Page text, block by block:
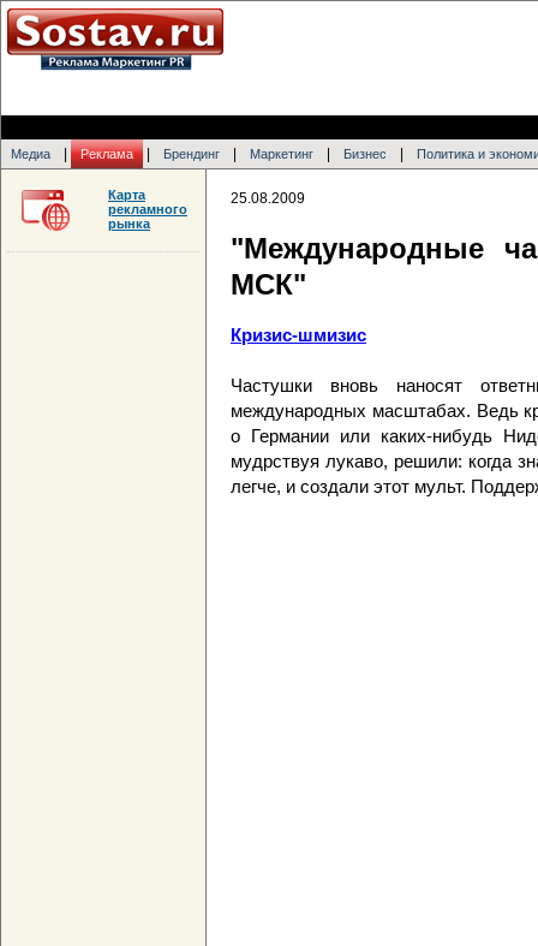
Медиа Реклама Брендинг Маркетинг Бизнес Политика и
25.08.2009
"Международные
МСК"
Кризис-шмизис
Частушки вновь наносят
международных масштабах. Ведь
о Германии или каких-нибудь
мудрствуя лукаво, решили: когда
легче, и создали этот мульт.
Карта
рекламного
рынка